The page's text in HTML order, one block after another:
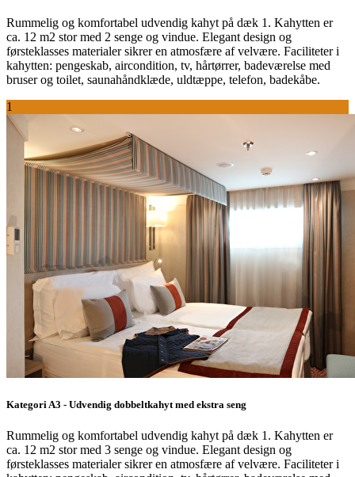
Rummelig og komfortabel udvendig kahyt på dæk 1. Kahytten er
ca. 12 m2 stor med 2 senge og vindue. Elegant design og
førsteklasses materialer sikrer en atmosfære af velvære. Faciliteter i
kahytten: pengeskab, aircondition, tv, hårtørrer, badeværelse med
bruser og toilet, saunahåndklæde, uldtæppe, telefon, badekåbe.
1
Kategori A3 - Udvendig dobbeltkahyt med ekstra seng
Rummelig og komfortabel udvendig kahyt på dæk 1. Kahytten er
ca. 12 m2 stor med 3 senge og vindue. Elegant design og
førsteklasses materialer sikrer en atmosfære af velvære. Faciliteter i